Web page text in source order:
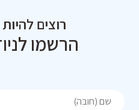
רוצים
הרשמו